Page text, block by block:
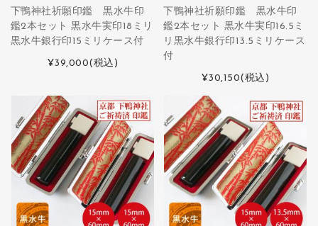
下鴨神社祈願印鑑 黒水牛印
鑑2本セット 黒水牛実印18ミリ
黒水牛銀行印15ミリケース付
¥39,000(税込)
下鴨神社祈願印鑑 黒水牛印
鑑2本セット 黒水牛実印16.5ミ
リ黒水牛銀行印13.5ミリケース
付
¥30,150(税込)